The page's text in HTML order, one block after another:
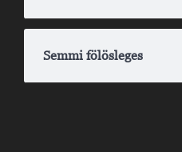
Semmi fölösleges